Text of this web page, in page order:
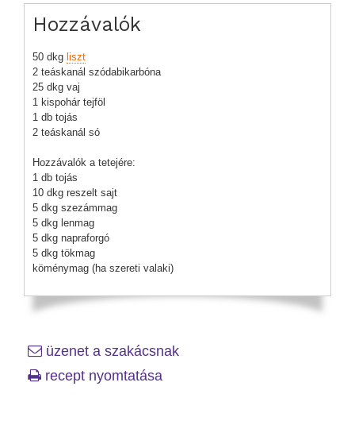
Hozzávalók
50 dkg liszt
2 teáskanál szódabikarbóna
25 dkg vaj
1 kispohár tejföl
1 db tojás
2 teáskanál só
Hozzávalók a tetejére:
1 db tojás
10 dkg reszelt sajt
5 dkg szezámmag
5 dkg lenmag
5 dkg napraforgó
5 dkg tökmag
köménymag (ha szereti valaki)
üzenet a szakácsnak
recept nyomtatása